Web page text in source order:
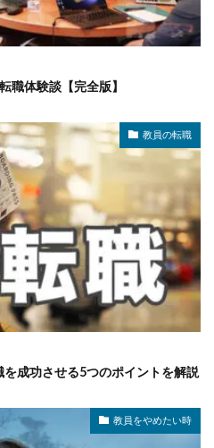
職体験談【完全版】
教員の転職
を成功させる5つのポイントを解説
教員をやめたい時